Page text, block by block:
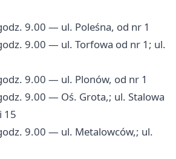
9.00 — ul. Poleśna, od nr 1
9.00 — ul. Torfowa od nr 1; ul.
9.00 — ul. Plonów, od nr 1
9.00 — Oś. Grota,; ul. Stalowa
15
9.00 — ul. Metalowców,; ul.